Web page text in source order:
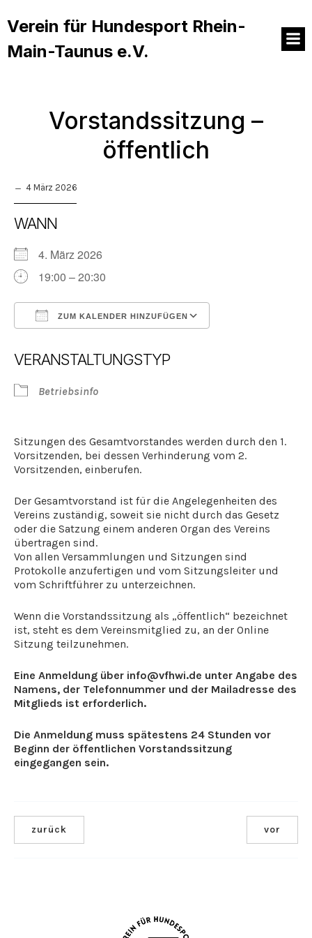
Verein für Hundesport Rhein-
Main-Taunus e.V.
Vorstandssitzung –
öffentlich
4 März 2026
WANN
4. März 2026
19:00 – 20:30
ZUM KALENDER HINZUFÜGEN
VERANSTALTUNGSTYP
Betriebsinfo
Sitzungen des Gesamtvorstandes werden durch den 1.
Vorsitzenden, bei dessen Verhinderung vom 2.
Vorsitzenden, einberufen.
Der Gesamtvorstand ist für die Angelegenheiten des
Vereins zuständig, soweit sie nicht durch das Gesetz
oder die Satzung einem anderen Organ des Vereins
übertragen sind.
Von allen Versammlungen und Sitzungen sind
Protokolle anzufertigen und vom Sitzungsleiter und
vom Schriftführer zu unterzeichnen.
Wenn die Vorstandssitzung als „öffentlich“ bezeichnet
ist, steht es dem Vereinsmitglied zu, an der Online
Sitzung teilzunehmen.
Eine Anmeldung über info@vfhwi.de unter Angabe des
Namens, der Telefonnummer und der Mailadresse des
Mitglieds ist erforderlich.
Die Anmeldung muss spätestens 24 Stunden vor
Beginn der öffentlichen Vorstandssitzung
eingegangen sein.
zurück vor